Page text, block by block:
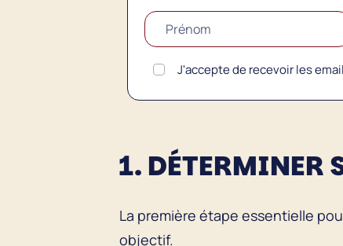
J'accepte de recevoir les
1. DÉTERMINER
La première étape essentielle
objectif.